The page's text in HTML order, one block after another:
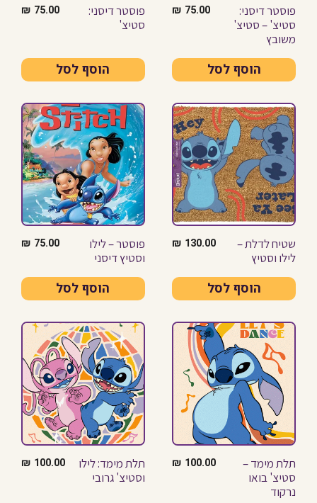
פוסטר דיסני:
סטיצ' – סטיצ'
משובץ
75.00
₪
הוסף לסל
פוסטר דיסני:
סטיצ'
75.00
₪
הוסף לסל
שטיח לדלת –
לילו וסטיץ
130.00
₪
הוסף לסל
פוסטר – לילו
וסטיץ דיסני
75.00
₪
הוסף לסל
תלת מימד –
סטיצ' בואו
נרקוד
100.00
₪
תלת מימד: לילו
וסטיצ' גרובי
100.00
₪